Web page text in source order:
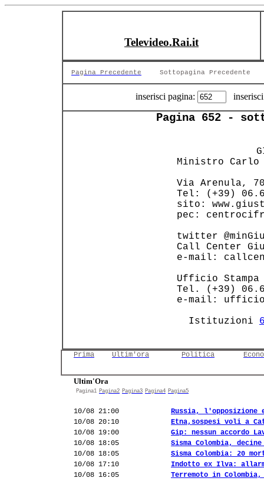
Televideo.Rai.it
Pagina Precedente Sottopagina Precedente
inserisci pagina:
Pagina 652 -
Via
Tel:
sito:
pec:
twitter
Call Center
e-mail:
Tel. (+39)
e-mail:
   Istituzioni
Prima Ultim'ora Politica
Ultim'Ora
Pagina1 Pagina2 Pagina3 Pagina4 Pagina5
10/08 21:00
Russia, l'opposizione
10/08 20:10
Etna,sospesi voli a
10/08 19:00
Gip: nessun accordo
10/08 18:05
Sisma Colombia,
10/08 18:05
Sisma Colombia: 20
10/08 17:10
Indotto ex Ilva:
10/08 16:05
Terremoto in